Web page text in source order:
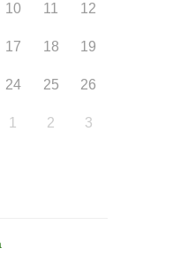
10 11 12
17 18 19
24 25 26
1 2 3